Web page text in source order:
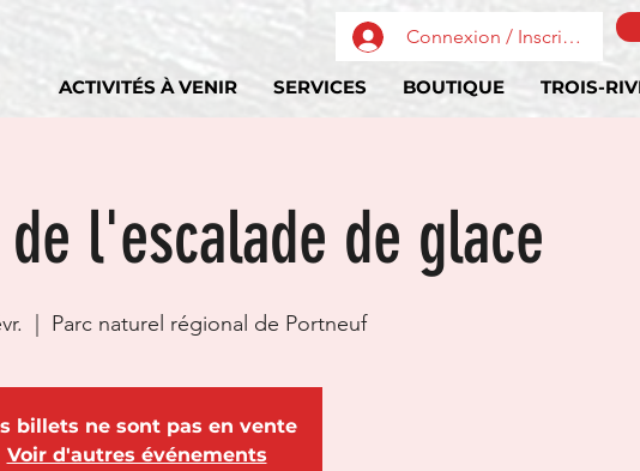
ACTIVITÉS À VENIR SERVICES BOUTIQUE TROIS-
Connexion / Inscription
l'escalade de glace
Parc naturel régional de Portneuf
billets ne sont pas en vente
Voir d'autres événements